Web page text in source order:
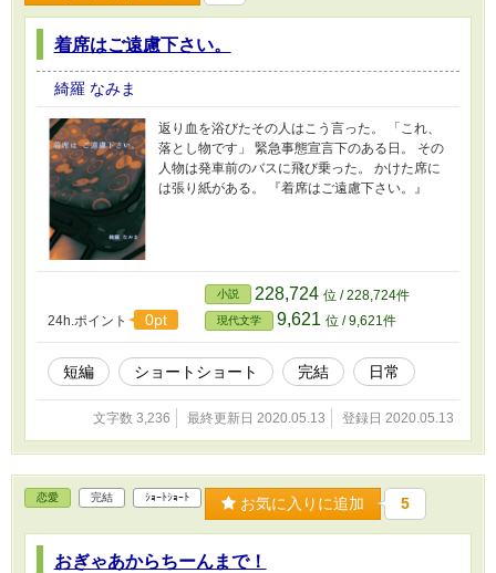
着席はご遠慮下さい。
綺羅 なみま
返り血を浴びたその人はこう言った。 「これ、
落とし物です」 緊急事態宣言下のある日。 その
人物は発車前のバスに飛び乗った。 かけた席に
は張り紙がある。 『着席はご遠慮下さい。』
24h.ポイント 0pt
小説 228,724 位 / 228,724件
現代文学 9,621 位 / 9,621件
短編 ショートショート 完結 日常
文字数 3,236 最終更新日 2020.05.13 登録日 2020.05.13
恋愛 完結 ｼｮｰﾄｼｮｰﾄ お気に入りに追加 5
おぎゃあからちーんまで！